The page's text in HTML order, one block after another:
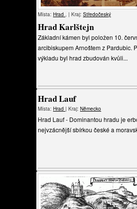
Místa: Hrad , | Kraj: Středočeský
Hrad Karlštejn
Základní kámen byl položen 10.
arcibiskupem Arnoštem z Pardubic.
výkladu byl hrad zbudován kvůli...
Hrad Lauf
Místa: Hrad | Kraj: Německo
Hrad Lauf - Dominantou hradu je
nejvzácnější sbírkou české a